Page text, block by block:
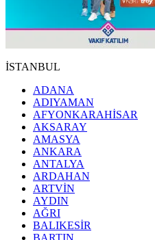
İSTANBUL
ADANA
ADIYAMAN
AFYONKARAHİSAR
AKSARAY
AMASYA
ANKARA
ANTALYA
ARDAHAN
ARTVİN
AYDIN
AĞRI
BALIKESİR
BARTIN